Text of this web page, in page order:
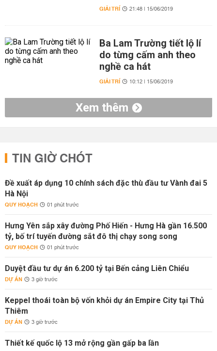
GIẢI TRÍ 21:48 | 15/06/2019
Ba Lam Trường tiết lộ lí
do từng cấm anh theo
nghề ca hát
GIẢI TRÍ 10:12 | 15/06/2019
Xem thêm
TIN GIỜ CHÓT
Đề xuất áp dụng 10 chính sách đặc thù đầu tư Vành đai 5
Hà Nội
QUY HOẠCH 01 phút trước
Hưng Yên sắp xây đường Phố Hiến - Hưng Hà gần 16.500
tỷ, bố trí tuyến đường sắt đô thị chạy song song
QUY HOẠCH 01 phút trước
Duyệt đầu tư dự án 6.200 tỷ tại Bến cảng Liên Chiểu
DỰ ÁN 3 giờ trước
Keppel thoái toàn bộ vốn khỏi dự án Empire City tại Thủ
Thiêm
DỰ ÁN 3 giờ trước
Thiết kế quốc lộ 13 mở rộng gần gấp ba lần